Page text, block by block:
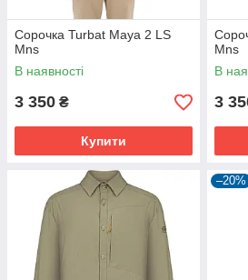
Сорочка Turbat Maya 2 LS
Mns
В наявності
3 350 ₴
Купити
Mns
В
3
–20%